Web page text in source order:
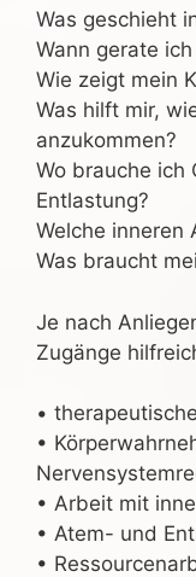
Was geschieht
Wann gerate
Wie zeigt mein
Was hilft mir,
anzukommen?
Wo brauche ich
Entlastung?
Welche inneren
Was braucht
Je nach
Zugänge
•
•
• Arbeit mit
• Atem- und
•